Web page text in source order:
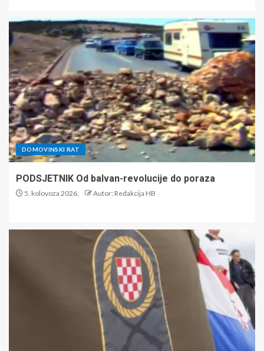
DOMOVINSKI RAT
PODSJETNIK Od balvan-revolucije do poraza
5. kolovoza 2026. Autor: Redakcija HB